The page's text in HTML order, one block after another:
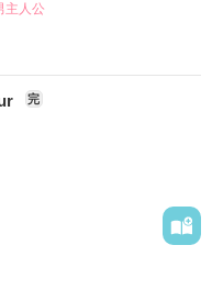
葉や、逆援助交際につ
を軽視することや、逆援
せん。
で、くれぐれもご理解い
主人公
完